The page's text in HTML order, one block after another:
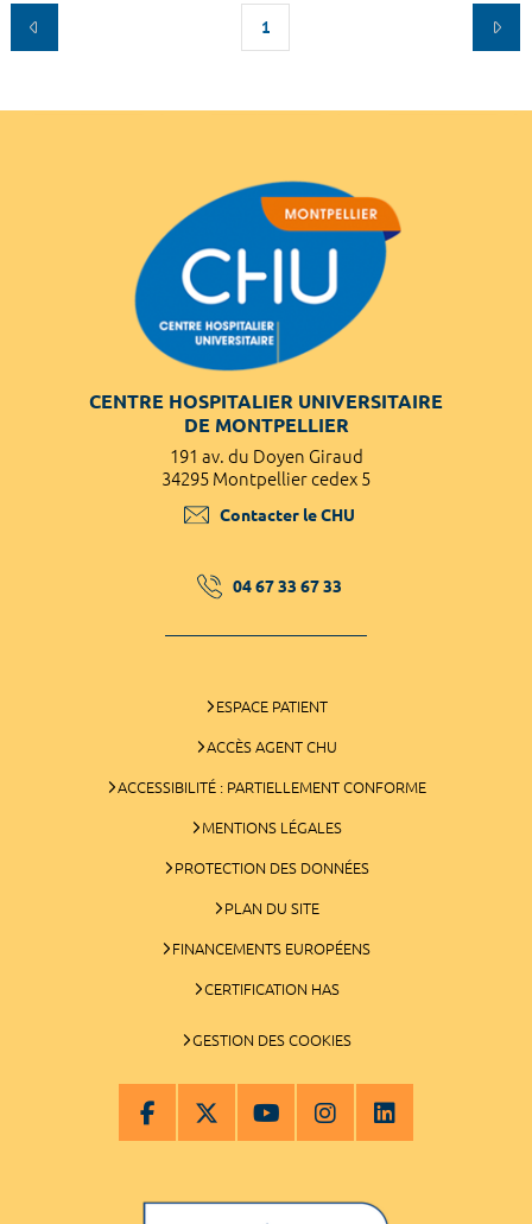
1
CENTRE HOSPITALIER UNIVERSITAIRE
DE MONTPELLIER
191 av. du Doyen Giraud
34295 Montpellier cedex 5
Contacter le CHU
04 67 33 67 33
ESPACE PATIENT
ACCÈS AGENT CHU
ACCESSIBILITÉ : PARTIELLEMENT CONFORME
MENTIONS LÉGALES
PROTECTION DES DONNÉES
PLAN DU SITE
FINANCEMENTS EUROPÉENS
CERTIFICATION HAS
GESTION DES COOKIES